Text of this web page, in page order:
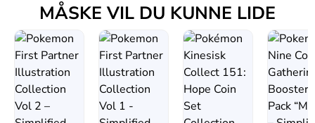
MÅSKE VIL DU KUNNE LIDE